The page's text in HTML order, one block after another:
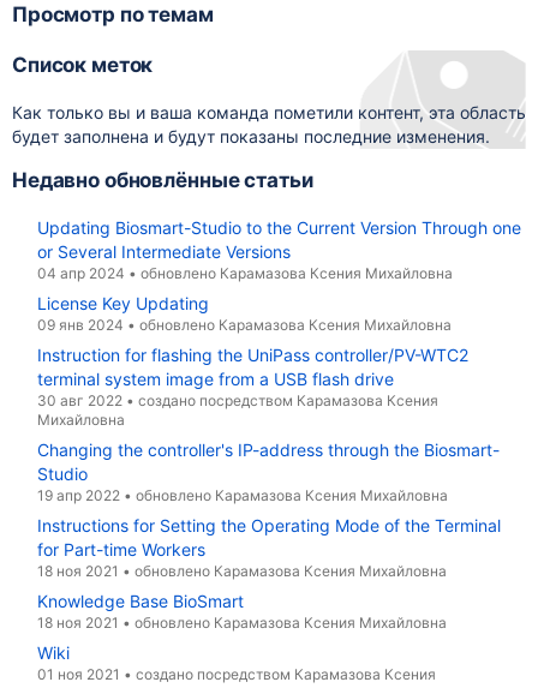
Просмотр по темам
Список меток
Как только вы и ваша команда пометили контент, эта область
будет заполнена и будут показаны последние изменения.
Недавно обновлённые статьи
Updating Biosmart-Studio to the Current Version Through one
or Several Intermediate Versions
04 апр 2024 • обновлено Карамазова Ксения Михайловна
License Key Updating
09 янв 2024 • обновлено Карамазова Ксения Михайловна
Instruction for flashing the UniPass controller/PV-WTC2
terminal system image from a USB flash drive
30 авг 2022• создано посредством Карамазова Ксения
Михайловна
Changing the controller's IP-address through the Biosmart-
Studio
19 апр 2022• обновлено Карамазова Ксения Михайловна
Instructions for Setting the Operating Mode of the Terminal
for Part-time Workers
18 ноя 2021 • обновлено Карамазова Ксения Михайловна
Knowledge Base BioSmart
18 ноя 2021 • обновлено Карамазова Ксения Михайловна
Wiki
01 ноя 2021 • создано посредством Карамазова Ксения